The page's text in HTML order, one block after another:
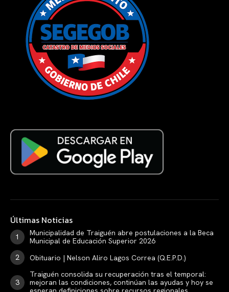
Últimas Noticias
Municipalidad de Traiguén abre postulaciones a la Beca
Municipal de Educación Superior 2026
Obituario | Nelson Aliro Lagos Correa (Q.E.P.D.)
Traiguén consolida su recuperación tras el temporal:
mejoran las condiciones, continúan las ayudas y hoy se